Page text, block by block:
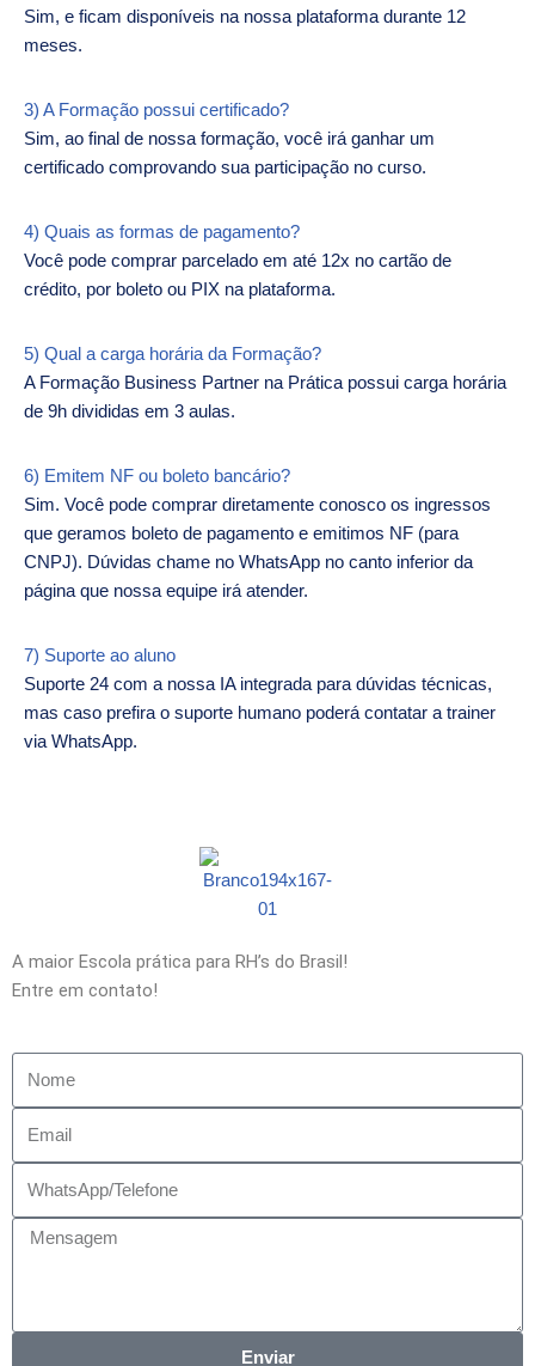
Sim, e ficam disponíveis na nossa plataforma durante 12
meses.
3) A Formação possui certificado?
Sim, ao final de nossa formação, você irá ganhar um
certificado comprovando sua participação no curso.
4) Quais as formas de pagamento?
Você pode comprar parcelado em até 12x no cartão de
crédito, por boleto ou PIX na plataforma.
5) Qual a carga horária da Formação?
A Formação Business Partner na Prática possui carga horária
de 9h divididas em 3 aulas.
6) Emitem NF ou boleto bancário?
Sim. Você pode comprar diretamente conosco os ingressos
que geramos boleto de pagamento e emitimos NF (para
CNPJ). Dúvidas chame no WhatsApp no canto inferior da
página que nossa equipe irá atender.
7) Suporte ao aluno
Suporte 24 com a nossa IA integrada para dúvidas técnicas,
mas caso prefira o suporte humano poderá contatar a trainer
via WhatsApp.
A maior Escola prática para RH’s do Brasil!
Entre em contato!
Enviar